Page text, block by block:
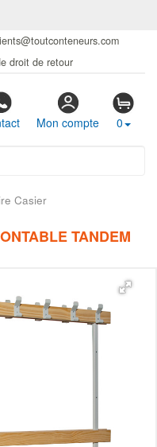
droit de retour
Mon compte 0
Casier
TANDEM